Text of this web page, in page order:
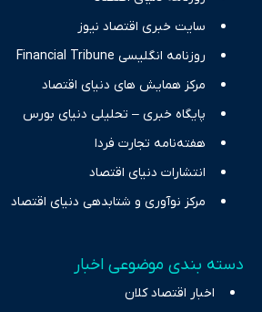
سایت خبری اقتصاد نیوز
روزنامه انگلیسی Financial Tribune
مرکز همایش های دنیای اقتصاد
پایگاه خبری – تحلیلی دنیای بورس
هفته‌نامه تجارت فردا
انتشارات دنیای اقتصاد
مرکز نوآوری و شتابدهی دنیای اقتصاد
دسته بندی موضوعی اخبار
اخبار اقتصاد کلان